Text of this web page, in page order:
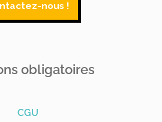
nous !
obligatoires
CGU